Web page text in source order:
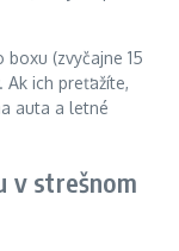
(zvyčajne 15
ich preťažíte,
auta a letné
v strešnom